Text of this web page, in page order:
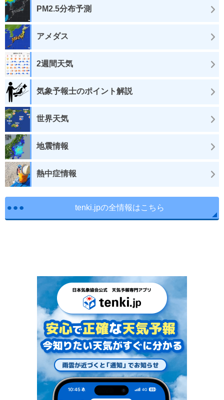
PM2.5分布予測
アメダス
2週間天気
気象予報士のポイント解説
世界天気
地震情報
熱中症情報
tenki.jpの全情報はこちら